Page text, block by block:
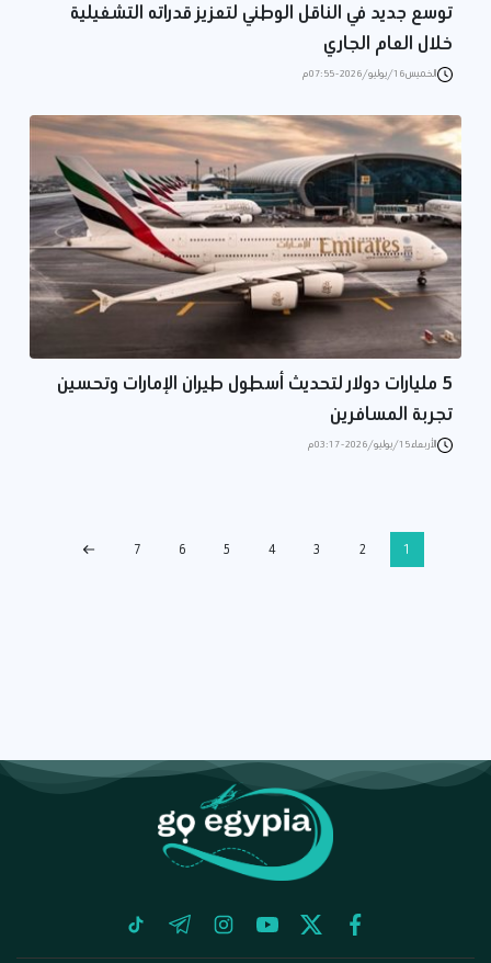
توسع جديد في الناقل الوطني لتعزيز قدراته التشغيلية
خلال العام الجاري
الخميس 16/يوليو/2026 - 07:55 م
5 مليارات دولار لتحديث أسطول طيران الإمارات وتحسين
تجربة المسافرين
الأربعاء 15/يوليو/2026 - 03:17 م
1
2
3
4
5
6
7
facebook
twitter
youtube
instagram
telegram
tiktok